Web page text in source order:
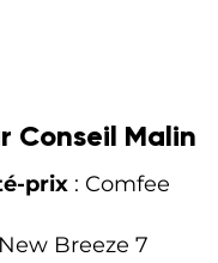
Conseil Malin
prix : Comfee
Breeze 7